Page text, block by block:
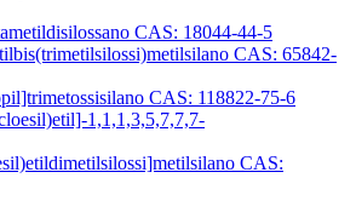
CAS: 18044-44-5
CAS: 65842-
CAS: 118822-75-6
1,1,1,3,5,7,7,7-
CAS: